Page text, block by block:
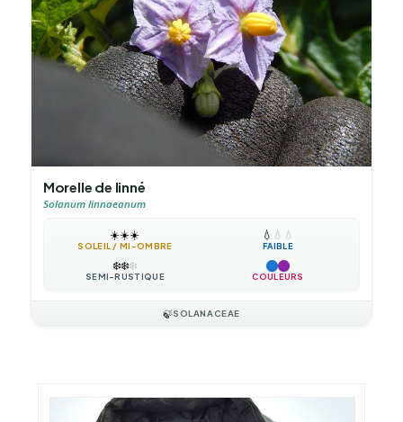
Morelle de linné
Solanum linnaeanum
☀️☀️☀️
SOLEIL / MI-OMBRE
💧 💧 💧
FAIBLE
❄️❄️❄️
SEMI-RUSTIQUE COULEURS
🍃SOLANACEAE